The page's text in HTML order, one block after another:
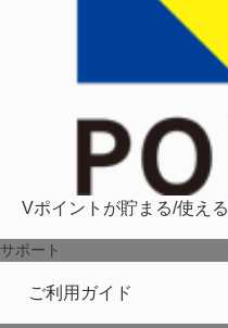
Vポイントが貯まる/使える
サポート
ご利用ガイド